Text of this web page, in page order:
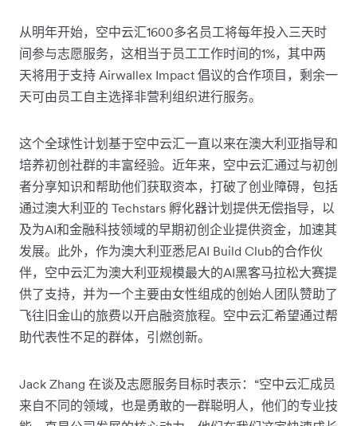
从明年开始，空中云汇1600多名员工将每年投入三天时
间参与志愿服务，这相当于员工工作时间的1%，其中两
天将用于支持 Airwallex Impact 倡议的合作项目，剩余一
天可由员工自主选择非营利组织进行服务。
这个全球性计划基于空中云汇一直以来在澳大利亚指导和
培养初创社群的丰富经验。近年来，空中云汇通过与初创
者分享知识和帮助他们获取资本，打破了创业障碍，包括
通过澳大利亚的 Techstars 孵化器计划提供无偿指导，以
及为AI和金融科技领域的早期初创企业提供资金，加速其
发展。此外，作为澳大利亚悉尼AI Build Club的合作伙
伴，空中云汇为澳大利亚规模最大的AI黑客马拉松大赛提
供了支持，并为一个主要由女性组成的创始人团队赞助了
飞往旧金山的旅费以开启融资旅程。空中云汇希望通过帮
助代表性不足的群体，引燃创新。
Jack Zhang 在谈及志愿服务目标时表示：“空中云汇成员
来自不同的领域，也是勇敢的一群聪明人，他们的专业技